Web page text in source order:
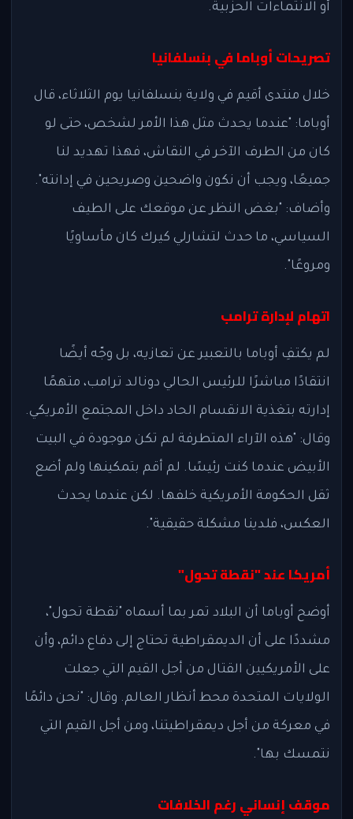
أو الانتماءات الحزبية.
تصريحات أوباما في بنسلفانيا
خلال منتدى أقيم في ولاية بنسلفانيا يوم الثلاثاء، قال
أوباما: "عندما يحدث مثل هذا الأمر لشخص، حتى لو
كان من الطرف الآخر في النقاش، فهذا تهديد لنا
جميعًا، ويجب أن نكون واضحين وصريحين في إدانته".
وأضاف: "بغض النظر عن موقعك على الطيف
السياسي، ما حدث لتشارلي كيرك كان مأساويًا
ومروعًا".
اتهام لإدارة ترامب
لم يكتفِ أوباما بالتعبير عن تعازيه، بل وجّه أيضًا
انتقادًا مباشرًا للرئيس الحالي دونالد ترامب، متهمًا
إدارته بتغذية الانقسام الحاد داخل المجتمع الأمريكي.
وقال: "هذه الآراء المتطرفة لم تكن موجودة في البيت
الأبيض عندما كنت رئيسًا. لم أقم بتمكينها ولم أضع
ثقل الحكومة الأمريكية خلفها. لكن عندما يحدث
العكس، فلدينا مشكلة حقيقية".
أمريكا عند "نقطة تحول"
أوضح أوباما أن البلاد تمر بما أسماه "نقطة تحول"،
مشددًا على أن الديمقراطية تحتاج إلى دفاع دائم، وأن
على الأمريكيين القتال من أجل القيم التي جعلت
الولايات المتحدة محط أنظار العالم. وقال: "نحن دائمًا
في معركة من أجل ديمقراطيتنا، ومن أجل القيم التي
نتمسك بها".
موقف إنساني رغم الخلافات